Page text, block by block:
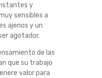
y
sensibles a
ajenos y un
agotador.
de las
que su trabajo
valor para